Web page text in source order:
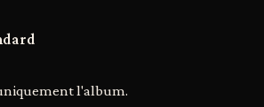
l'album.